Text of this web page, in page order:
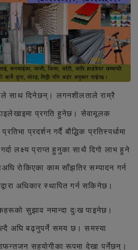
साथ दिनेछन्। लगनशीलताले राम्रै
प्रगति हुनेछ। सेवामूलक
प्रदर्शन गर्दै बौद्धिक प्रतिस्पर्धामा
लक्ष्य प्राप्त हुनुका साथै दिगो लाभ हुने
राेकिएका काम साँझतिर सम्पादन गर्न
अधिकार स्थापित गर्न सकिनेछ।
सुझाव नमान्दा दुःख पाइनेछ।
अघि बढ्नुपर्ने समय छ। समस्या
सहयोगीका रूपमा देखा पर्नेछन्।